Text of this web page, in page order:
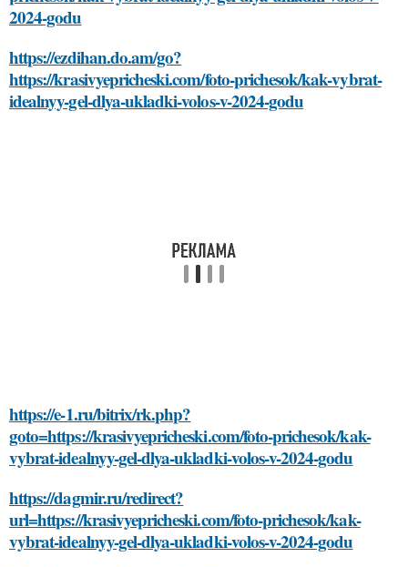
2024-godu
https://ezdihan.do.am/go?
https://krasivyepricheski.com/foto-prichesok/kak-vybrat-
idealnyy-gel-dlya-ukladki-volos-v-2024-godu
https://e-1.ru/bitrix/rk.php?
goto=https://krasivyepricheski.com/foto-prichesok/kak-
vybrat-idealnyy-gel-dlya-ukladki-volos-v-2024-godu
https://dagmir.ru/redirect?
url=https://krasivyepricheski.com/foto-prichesok/kak-
vybrat-idealnyy-gel-dlya-ukladki-volos-v-2024-godu